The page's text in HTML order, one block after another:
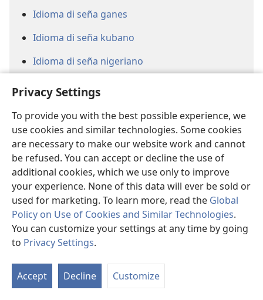
Privacy Settings
To provide you with the best possible experience, we
use cookies and similar technologies. Some cookies
are necessary to make our website work and cannot
be refused. You can accept or decline the use of
additional cookies, which we use only to improve
your experience. None of this data will ever be sold or
used for marketing. To learn more, read the Global
Policy on Use of Cookies and Similar Technologies.
You can customize your settings at any time by going
to Privacy Settings.
Accept Decline Customize
Idioma di seña ganes
Idioma di seña kubano
Idioma di seña nigeriano
Idioma di seña paraguayo
Jiwaka
Jula
Kannada (Baraha Bhaashe)
Kanyok
Khana
Kikongo ya Leta
Kokola